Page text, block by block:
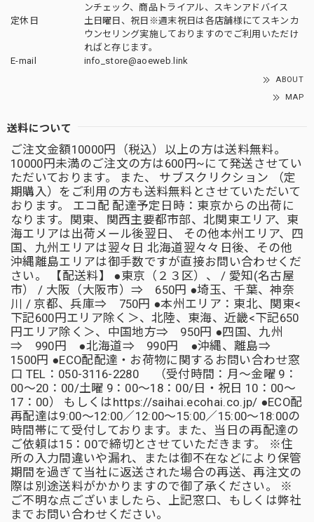
ンチェック、商品トライアル、スキンアドバイス
定休日
土日曜日、祝日※週末祝日は各店舗様にてスキンカ
ウンセリング実施しておりますのでご利用いただけ
ればと存じます。
E-mail
info_store@aoeweb.link
ABOUT
MAP
送料について
ご注文金額10000円（税込）以上の方は送料無料。
10000円未満のご注文の方は600円~にて発送させてい
ただいております。 また、 サブスクリクション （定
期購入）をご利用の方も送料無料とさせていただいて
おります。 エコ配 配達予定日時：東京からの出荷に
なります。関東、関西主要都市部、北関東エリア、東
海エリアは出荷メール後翌日、 その他本州エリア、四
国、九州エリアは翌々日 北海道翌々々日後、その他
沖縄離島エリアは御手数ですが直接お問い合わせくだ
さい。 【配送料】 ●東京（２３区）、 / 愛知(名古屋
市） / 大阪（大阪市）⇒ 650円 ●埼玉、千葉、神奈
川 / 京都、兵庫⇒ 750円 ●本州エリア：東北、関東<
下記600円エリア除く＞、北陸、東海、近畿<下記650
円エリア除く＞、中国地方⇒ 950円 ●四国、九州
⇒ 990円 ●北海道⇒ 990円 ●沖縄、離島⇒
1500円 ●ECO配配達・お荷物に関するお問い合わせ窓
口 TEL：050-3116-2280 （受付時間：月～金曜 9：
00～20：00/土曜 9：00～18：00/日・祝日 10：00～
17：00） もしくはhttps://saihai.ecohai.co.jp/ ●ECO配
再配達は9:00～12:00／12:00～15:00／15:00～18:00の
時間帯にて受付しております。また、当日の再配達の
ご依頼は15：00で締切とさせていただきます。 ※住
所の入力間違いや漏れ、または御不在などにより保管
期間を過ぎて当社に返送された場合の再送、再注文の
際は別途送料がかかりますので御了承ください。 ※
ご不明な点ございましたら、上記窓口、もしくは弊社
までお問い合わせください。